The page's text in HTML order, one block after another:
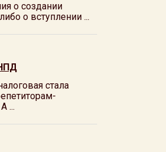
о создании
о вступлении ...
стала
...